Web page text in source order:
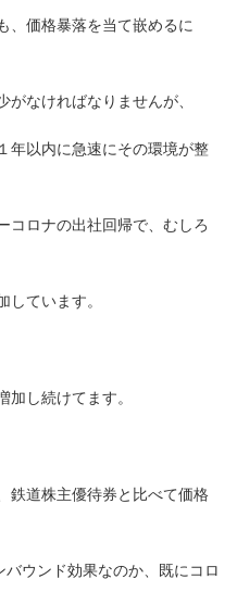
、価格暴落を当て嵌めるに
なければなりませんが、
年以内に急速にその環境が整
コロナの出社回帰で、むしろ
しています。
加し続けてます。
鉄道株主優待券と比べて価格
ウンド効果なのか、既にコロ